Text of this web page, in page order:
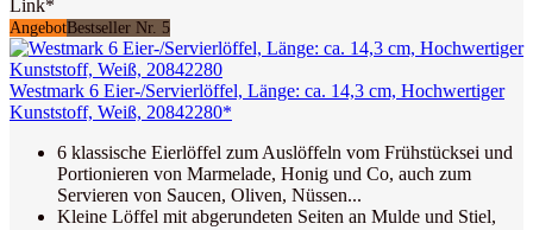
Link*
AngebotBestseller Nr. 5
Westmark 6 Eier-/Servierlöffel, Länge: ca. 14,3 cm, Hochwertiger
Kunststoff, Weiß, 20842280*
6 klassische Eierlöffel zum Auslöffeln vom Frühstücksei und
Portionieren von Marmelade, Honig und Co, auch zum
Servieren von Saucen, Oliven, Nüssen...
Kleine Löffel mit abgerundeten Seiten an Mulde und Stiel,